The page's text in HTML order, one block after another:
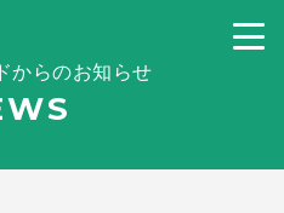
からのお知らせ